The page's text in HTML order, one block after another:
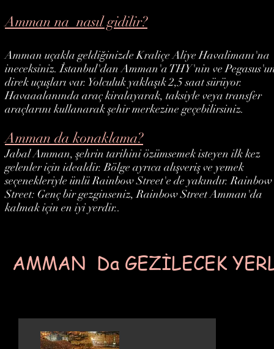
Amman na nasıl gidilir?
Amman uçakla geldiğinizde Kraliçe Aliye Havalimanı'na
ineceksiniz. İstanbul'dan Amman'a THY'nin ve
direk uçuşları var. Yolculuk yaklaşık 2,5 saat sürüyor.
Havaaalanında araç kiralayarak, taksiyle veya transfer
araçlarını kullanarak şehir merkezine geçebilirsiniz.
Amman da konaklama?
Jabal Amman, şehrin tarihini özümsemek isteyen ilk kez
gelenler için idealdir. Bölge ayrıca alışveriş ve yemek
seçenekleriyle ünlü Rainbow Street'e de yakındır. Rainbow
Street: Genç bir gezginseniz, Rainbow Street Amman'da
kalmak için en iyi yerdir..
AMMAN Da GEZİLECEK